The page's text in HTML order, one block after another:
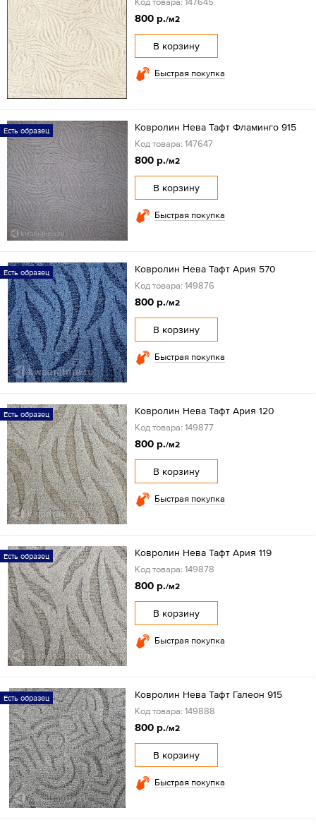
800 р./м2
В корзину
Быстрая покупка
Есть образец Ковролин Нева Тафт Фламинго 915
Код товара: 147647
800 р./м2
В корзину
Быстрая покупка
Есть образец Ковролин Нева Тафт Ария 570
Код товара: 149876
800 р./м2
В корзину
Быстрая покупка
Есть образец Ковролин Нева Тафт Ария 120
Код товара: 149877
800 р./м2
В корзину
Быстрая покупка
Есть образец Ковролин Нева Тафт Ария 119
Код товара: 149878
800 р./м2
В корзину
Быстрая покупка
Есть образец Ковролин Нева Тафт Галеон 915
Код товара: 149888
800 р./м2
В корзину
Быстрая покупка